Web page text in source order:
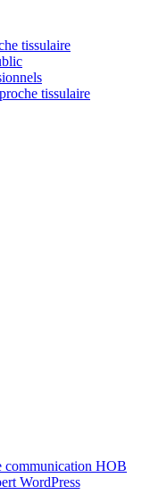
tissulaire
tissulaire
communication HOB
WordPress